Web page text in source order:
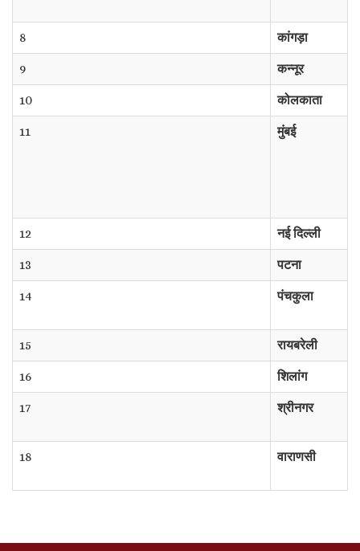
8 कांगड़ा
9 कन्नूर
10 कोलकाता
11 मुंबई
12 नई दिल्ली
13 पटना
14 पंचकुला
15 रायबरेली
16 शिलांग
17 श्रीनगर
18 वाराणसी